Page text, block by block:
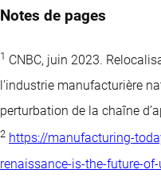
Notes de pages
1 CNBC, juin 2023.
l’industrie manufacturière
perturbation de la chaîne
2 https://manufacturing-
renaissance-is-the-future-